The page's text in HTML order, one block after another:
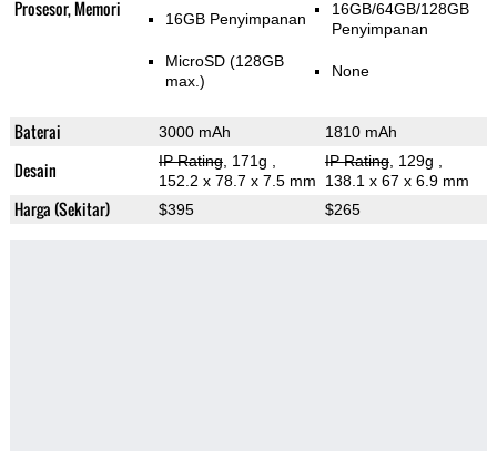
Prosesor, Memori 16GB Penyimpanan
MicroSD (128GB
max.)
16GB/64GB/128GB
Penyimpanan
None
Baterai 3000 mAh 1810 mAh
Desain IP Rating, 171g
152.2 x 78.7 x 7.5 mm
IP Rating, 129g
138.1 x 67 x 6.9 mm
Harga (Sekitar) $395 $265